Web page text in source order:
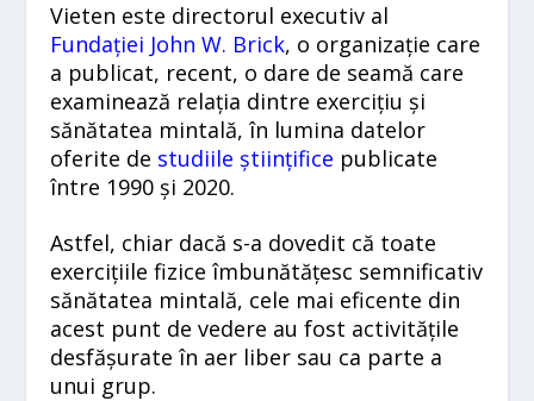
Vieten este directorul executiv al
Fundației John W. Brick, o organizație care
a publicat, recent, o dare de seamă care
examinează relația dintre exercițiu și
sănătatea mintală, în lumina datelor
oferite de studiile științifice publicate
între 1990 și 2020.
Astfel, chiar dacă s-a dovedit că toate
exercițiile fizice îmbunătățesc semnificativ
sănătatea mintală, cele mai eficente din
acest punt de vedere au fost activitățile
desfășurate în aer liber sau ca parte a
unui grup.